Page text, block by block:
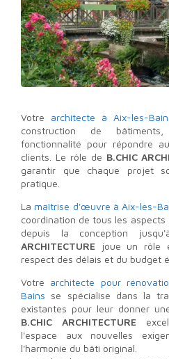
Votre architecte à Aix-les-
construction de
fonctionnalité pour répondre
clients. Le rôle de B.CHIC
garantir que chaque projet
pratique.
La maîtrise d'œuvre à Aix-les-
coordination de tous les
depuis la conception
ARCHITECTURE joue un rôle
respect des délais et du budget
Votre architecte pour
Bains se spécialise dans la
existantes pour leur donner
B.CHIC ARCHITECTURE
l'espace aux nouvelles
l'harmonie du bâti original.